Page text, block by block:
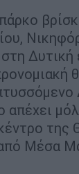
Δυτική
απέχει
της
Μέσα